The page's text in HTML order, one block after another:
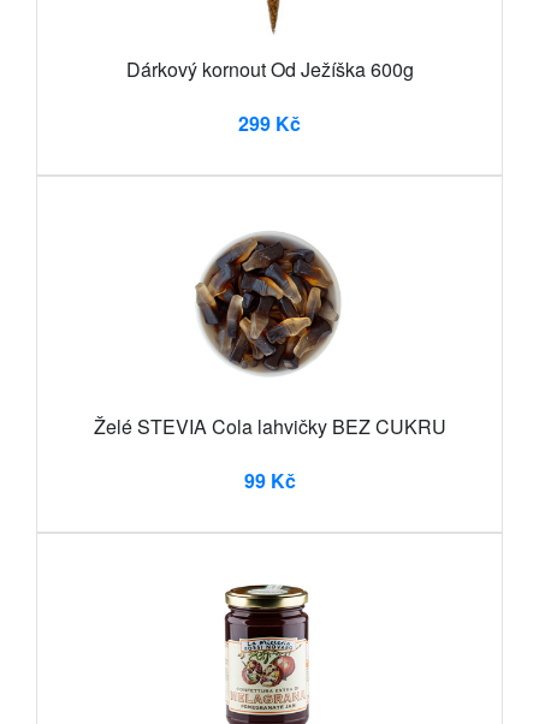
Dárkový kornout Od Ježíška 600g
299 Kč
Želé STEVIA Cola lahvičky BEZ CUKRU
99 Kč